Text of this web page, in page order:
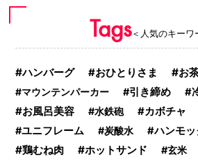
Tags＜人気のキーワ
ハンバーグ おひとりさま お
マウンテンパーカー 引き締め
お風呂美容 水鉄砲 カボチャ
ユニフレーム 炭酸水 ハンモッ
鶏むね肉 ホットサンド 玄米